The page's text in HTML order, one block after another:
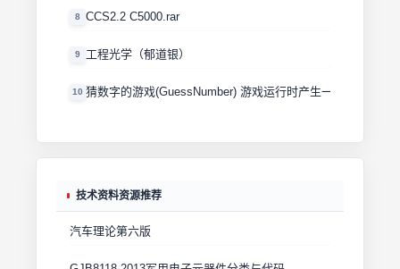
8 CCS2.2 C5000.rar
9 工程光学（郁道银）
10 猜数字的游戏(GuessNumber) 游戏运行时产生一个0－1000
技术资料资源推荐
汽车理论第六版